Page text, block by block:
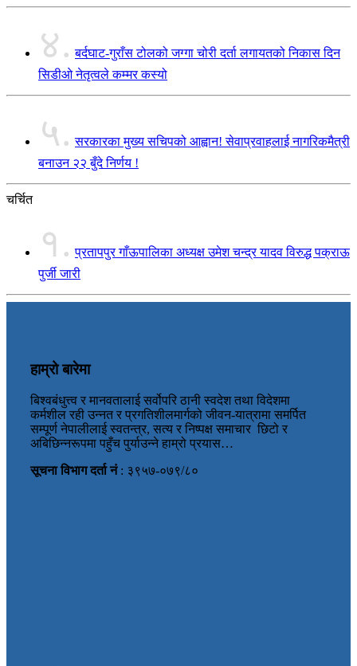
४. बर्दघाट-गुराँस टोलको जग्गा चोरी दर्ता लगायतको निकास दिन
सिडीओ नेतृत्वले कम्मर कस्यो
५. सरकारका मुख्य सचिपको आह्वान! सेवाप्रवाहलाई नागरिकमैत्री
बनाउन २२ बुँदे निर्णय !
चर्चित
१. प्रतापपुर गाँऊपालिका अध्यक्ष उमेश चन्द्र यादव विरुद्ध पक्राऊ
पुर्जी जारी
हाम्रो बारेमा
बिश्वबंधुत्त्व र मानवतालाई सर्वोपरि ठानी स्वदेश तथा विदेशमा
कर्मशील रही उन्नत र प्रगतिशीलमार्गको जीवन-यात्रामा समर्पित
सम्पूर्ण नेपालीलाई स्वतन्त्र, सत्य र निष्पक्ष समाचार छिटो र
अबिछिन्नरूपमा पहुँच पुर्याउन्ने हाम्रो प्रयास…
सूचना विभाग दर्ता नं: ३९५७-०७९/८०